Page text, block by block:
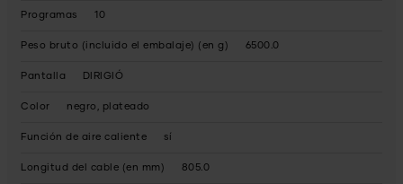
Programas 10
Peso bruto (incluido el embalaje) (en g) 6500.0
Pantalla DIRIGIÓ
Color negro, plateado
Función de aire caliente sí
Longitud del cable (en mm) 805.0